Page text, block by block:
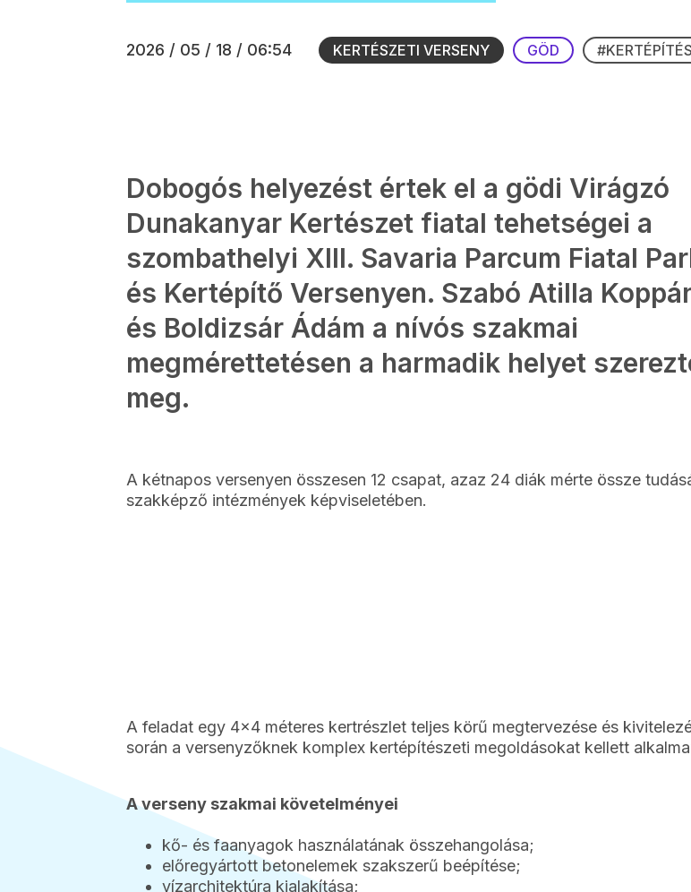
2026 / 05 / 18 / 06:54 KERTÉSZETI VERSENY GÖD #KERTÉPÍTÉS
Dobogós helyezést értek el a gödi Virágzó
Dunakanyar Kertészet fiatal tehetségei a
szombathelyi XIII. Savaria Parcum Fiatal
és Kertépítő Versenyen. Szabó Atilla
és Boldizsár Ádám a nívós szakmai
megmérettetésen a harmadik helyet
meg.
A kétnapos versenyen összesen 12 csapat, azaz 24 diák mérte össze
szakképző intézmények képviseletében.
A feladat egy 4×4 méteres kertrészlet teljes körű megtervezése és
során a versenyzőknek komplex kertépítészeti megoldásokat kellett
A verseny szakmai követelményei
kő- és faanyagok használatának összehangolása;
előregyártott betonelemek szakszerű beépítése;
vízarchitektúra kialakítása;